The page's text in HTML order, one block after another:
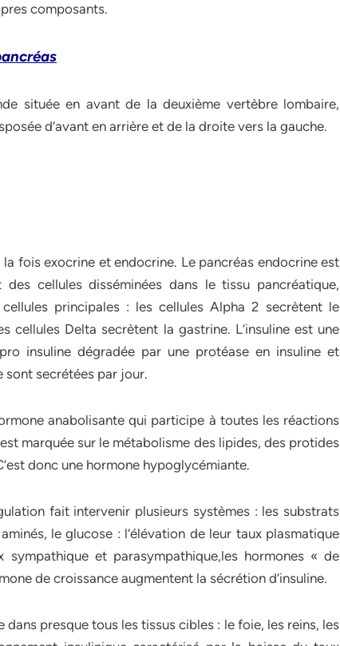
composants.
située en avant de la deuxième vertèbre lombaire,
d’avant en arrière et de la droite vers la gauche.
la fois exocrine et endocrine. Le pancréas endocrine est
cellules disséminées dans le tissu pancréatique,
principales : les cellules Alpha 2 secrètent le
cellules Delta secrètent la gastrine. L’insuline est une
insuline dégradée par une protéase en insuline et
sont secrétées par jour.
anabolisante qui participe à toutes les réactions
marquée sur le métabolisme des lipides, des protides
donc une hormone hypoglycémiante.
fait intervenir plusieurs systèmes : les substrats
le glucose : l’élévation de leur taux plasmatique
sympathique et parasympathique,les hormones « de
de croissance augmentent la sécrétion d’insuline.
dans presque tous les tissus cibles : le foie, les reins, les